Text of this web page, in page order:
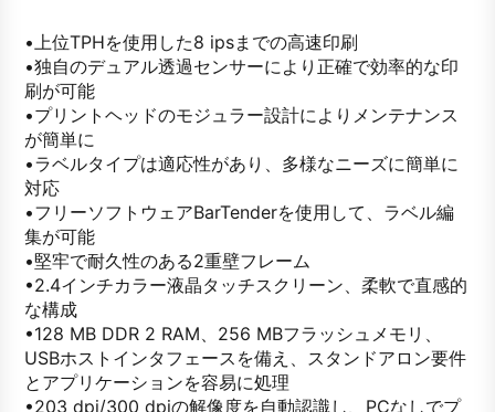
•上位TPHを使用した8 ipsまでの高速印刷
•独自のデュアル透過センサーにより正確で効率的な印
刷が可能
•プリントヘッドのモジュラー設計によりメンテナンス
が簡単に
•ラベルタイプは適応性があり、多様なニーズに簡単に
対応
•フリーソフトウェアBarTenderを使用して、ラベル編
集が可能
•堅牢で耐久性のある2重壁フレーム
•2.4インチカラー液晶タッチスクリーン、柔軟で直感的
な構成
•128 MB DDR 2 RAM、256 MBフラッシュメモリ、
USBホストインタフェースを備え、スタンドアロン要件
とアプリケーションを容易に処理
•203 dpi/300 dpiの解像度を自動認識し、PCなしでプ